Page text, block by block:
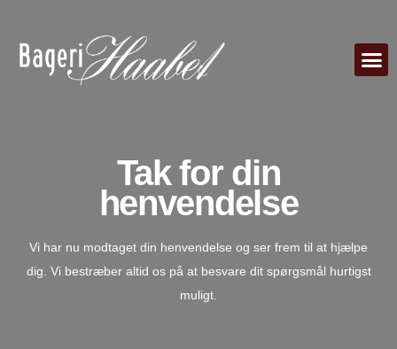
Tak for din
henvendelse
Vi har nu modtaget din henvendelse og ser frem til at hjælpe
dig. Vi bestræber altid os på at besvare dit spørgsmål hurtigst
muligt.